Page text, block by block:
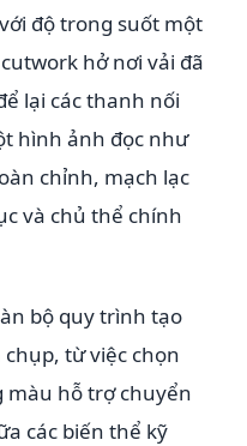
độ trong suốt một
hở nơi vải đã
lại các thanh nối
hình ảnh đọc như
chỉnh, mạch lạc
và chủ thể chính
bộ quy trình tạo
từ việc chọn
màu hỗ trợ chuyển
các biến thể kỹ